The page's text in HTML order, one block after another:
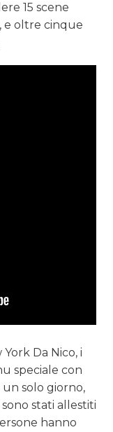
15 scene
e oltre cinque
Da Nico, i
speciale con
solo giorno,
sono stati allestiti
hanno